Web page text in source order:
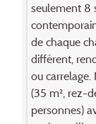
seulement 8
de chaque
différent,
ou carrelage.
(35 m², rez-
personnes)